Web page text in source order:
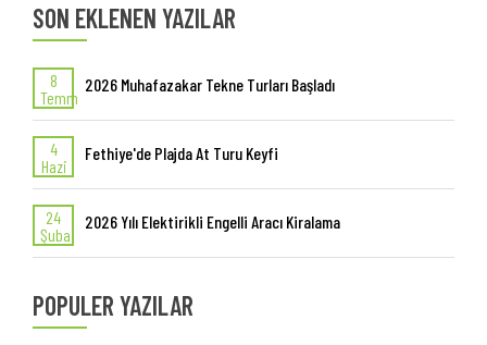
SON EKLENEN YAZILAR
8
Temm
2026 Muhafazakar Tekne Turları Başladı
4
Hazi
Fethiye'de Plajda At Turu Keyfi
24
Şuba
2026 Yılı Elektirikli Engelli Aracı Kiralama
POPULER YAZILAR